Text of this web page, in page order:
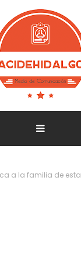
a la familia de